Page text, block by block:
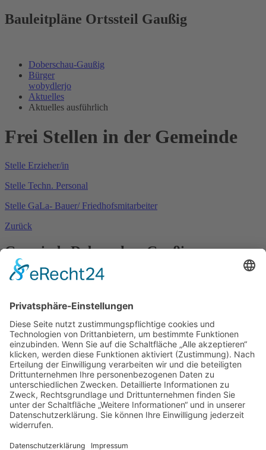
Bauleitpläne Ortssteil Gaußig
Doberschau-Gaußig
Bürger
wobydlerjo
Aktuelles
Aktuelles ausführlich
Frei Stellen in der Gemeinde
Stelle Erzieher/in
Stelle Techn. Personal
Stelle GaLa- Bauer/ Friedhofsmitarbeiter
Zurück
Gemeinde Doberschau Gaußig
OT Gnaschwitz, Hauptstraße 13
Tel. 035930 55 60 60
Fax 035930 55 60 636
post@doberschau-gaussig.de
Öffnungszeiten
Montag
9:00 - 12:00 Uhr
Dienstag
9:00 - 12:00 Uhr & 13:00 - 18:00 Uhr
Donnerstag 9:00 - 12:00 Uhr & 13:00 - 16:00 Uhr
Freitag
9:00 - 12:00 Uhr